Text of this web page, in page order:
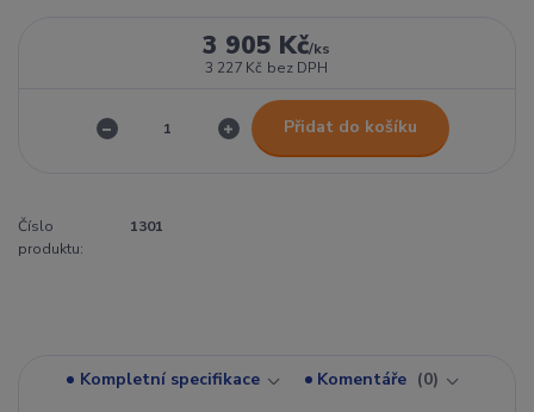
3 905 Kč/ks
3 227 Kč bez DPH
Přidat do košíku
Číslo
produktu:
1301
Kompletní specifikace Komentáře
0